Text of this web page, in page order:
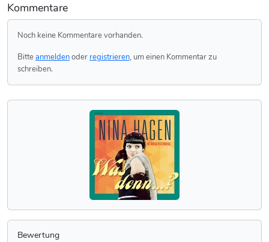
Kommentare
Noch keine Kommentare vorhanden.
Bitteanmeldenoder registrieren, um einen Kommentar zu
schreiben.
Bewertung